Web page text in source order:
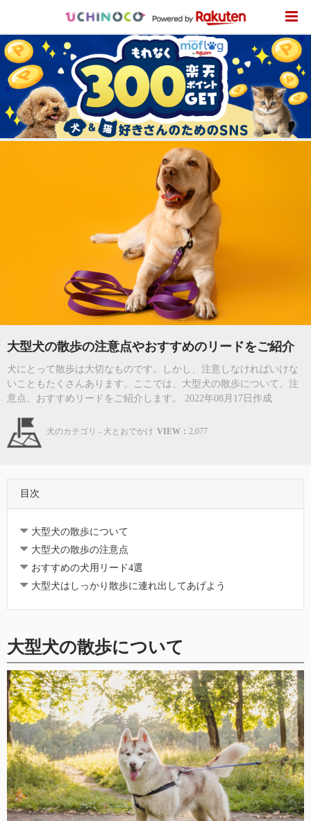
大型犬の散歩の注意点やおすすめのリードをご紹介
犬にとって散歩は大切なものです。しかし、注意しなければいけな
いこともたくさんあります。ここでは、大型犬の散歩について、注
意点、おすすめリードをご紹介します。 2022年08月17日作成
犬のカテゴリ - 犬とおでかけ VIEW： 2,077
目次
大型犬の散歩について
大型犬の散歩の注意点
おすすめの犬用リード4選
大型犬はしっかり散歩に連れ出してあげよう
大型犬の散歩について